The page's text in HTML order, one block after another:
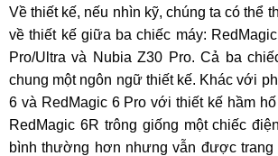
Về thiết kế, nếu nhìn kỹ, chúng ta có thể
về thiết kế giữa ba chiếc máy:
Pro/Ultra và Nubia Z30 Pro. Cả ba
chung một ngôn ngữ thiết kế. Khác với
6 và RedMagic 6 Pro với thiết kế hầm
RedMagic 6R trông giống một chiếc
bình thường hơn nhưng vẫn được trang